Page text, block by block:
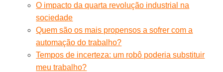
O impacto da quarta revolução industrial na
sociedade
Quem são os mais propensos a sofrer com a
automação do trabalho?
Tempos de incerteza: um robô poderia substituir
meu trabalho?